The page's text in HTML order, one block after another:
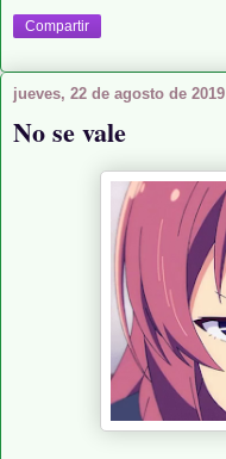
Compartir
jueves, 22 de agosto de 2019
No se vale